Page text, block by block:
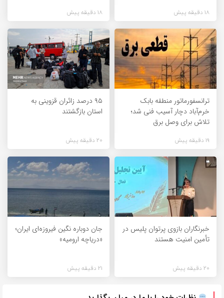
18 دقیقه پیش 18 دقیقه پیش
ترانسفورماتور منطقه بابک
خرم‌آباد دچار آسیب فنی شد؛
تلاش برای وصل برق
19 دقیقه پیش
۹۵ درصد زائران قزوینی به
استان بازگشتند
20 دقیقه پیش
خبرنگاران بازوی پرتوان پلیس در
تأمین امنیت هستند
20 دقیقه پیش
جان دوباره نگین فیروزه‌ای ایران؛
«دریاچه ارومیه»
21 دقیقه پیش